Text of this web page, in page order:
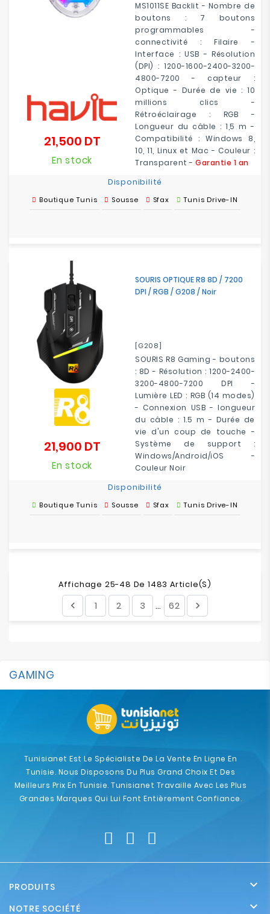
MS1011SE Backlit - Nombre de
boutons : 7 boutons
programmables -
connectivité : Filaire -
Interface : USB - Résolution
(DPI) : 1200-1600-2400-3200-
4800-7200 - capteur :
Optique - Durée de vie : 10
millions clics -
Rétroéclairage : RGB -
Longueur du câble : 1,5 m -
Compatibilité : Windows 8,
10, 11, Linux et Mac - Couleur :
Transparent - Garantie 1 an
21,500 DTPrix
En stock
Disponibilité
Boutique Tunis Sousse Sfax Tunis Drive-IN
SOURIS OPTIQUE R8 8D / 7200
DPI / RGB / G208 / Noir
[G208]
SOURIS R8 Gaming - boutons
: 8D - Résolution : 1200-2400-
3200-4800-7200 DPI -
Lumière LED : RGB (14 modes)
- Connexion USB - longueur
du câble : 1.5 m - Durée de
vie d'un coup de touche -
Système de support :
Windows/Android/iOS -
Couleur Noir
21,900 DTPrix
En stock
Disponibilité
Boutique Tunis Sousse Sfax Tunis Drive-IN
Affichage 25-48 De 1483 Article(s)
 1 2 3 … 62 
GAMING
Tunisianet Est Le Spécialiste De La Vente En Ligne En
Tunisie. Nous Disposons Du Plus Grand Choix Et Des
Meilleurs Prix En Tunisie. Tunisianet Travaille Avec Les Plus
Grandes Marques Qui Lui Font Entièrement Confiance.
PRODUITS 
NOTRE SOCIÉTÉ 